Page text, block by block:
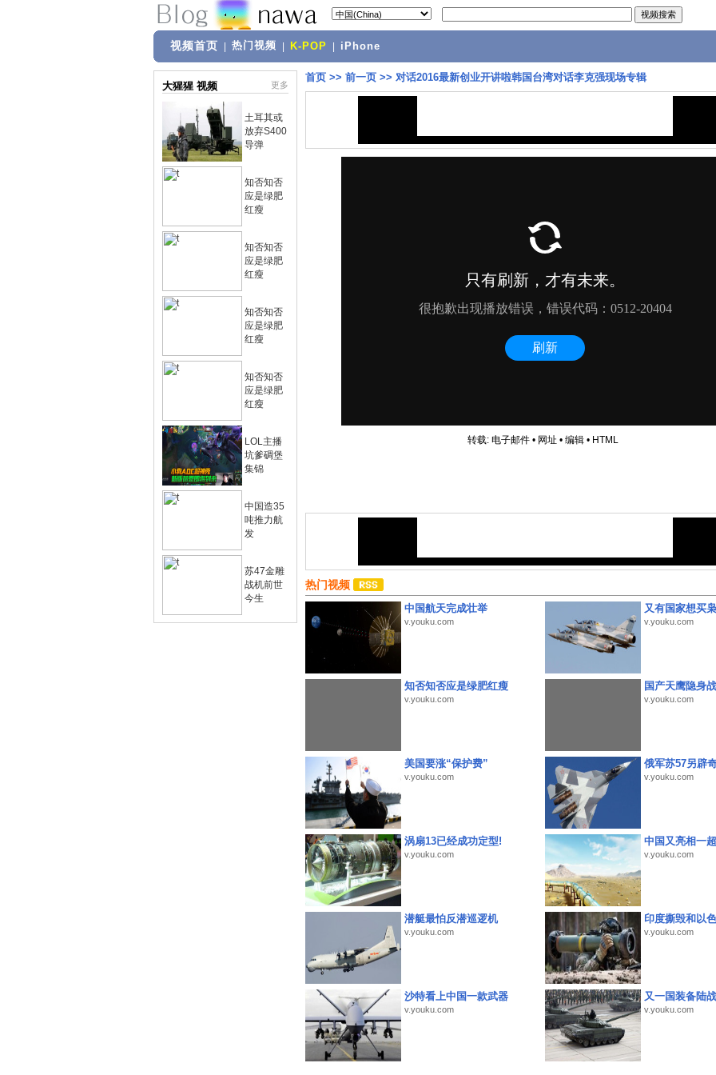
视频首页 热门视频 K-POP iPhone
大猩猩 视频 更多
土耳其或
放弃S400
导弹
知否知否
应是绿肥
红瘦
知否知否
应是绿肥
红瘦
知否知否
应是绿肥
红瘦
知否知否
应是绿肥
红瘦
LOL主播
坑爹碉堡
集锦
中国造35
吨推力航
发
苏47金雕
战机前世
今生
首页 >> 前一页 >> 对话2016最新创业开讲啦韩国台湾对话李克强现场专辑
转载: 电子邮件• 网址 • 编辑• HTML
热门视频
中国航天完成壮举
v.youku.com
又有国家想买
v.youku.com
知否知否应是绿肥红瘦
v.youku.com
国产天鹰隐身
v.youku.com
美国要涨“保护费”
v.youku.com
俄军苏57另辟
v.youku.com
涡扇13已经成功定型!
v.youku.com
中国又亮相一
v.youku.com
潜艇最怕反潜巡逻机
v.youku.com
印度撕毁和以
v.youku.com
沙特看上中国一款武器
v.youku.com
又一国装备陆
v.youku.com